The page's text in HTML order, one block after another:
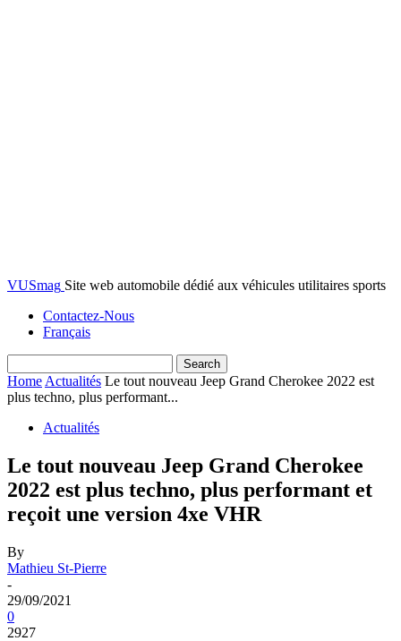
VUSmag Site web automobile dédié aux véhicules utilitaires sports
Contactez-Nous
Français
Home Actualités Le tout nouveau Jeep Grand Cherokee 2022 est
plus techno, plus performant...
Actualités
Le tout nouveau Jeep Grand Cherokee
2022 est plus techno, plus performant et
reçoit une version 4xe VHR
By
Mathieu St-Pierre
-
29/09/2021
0
2927